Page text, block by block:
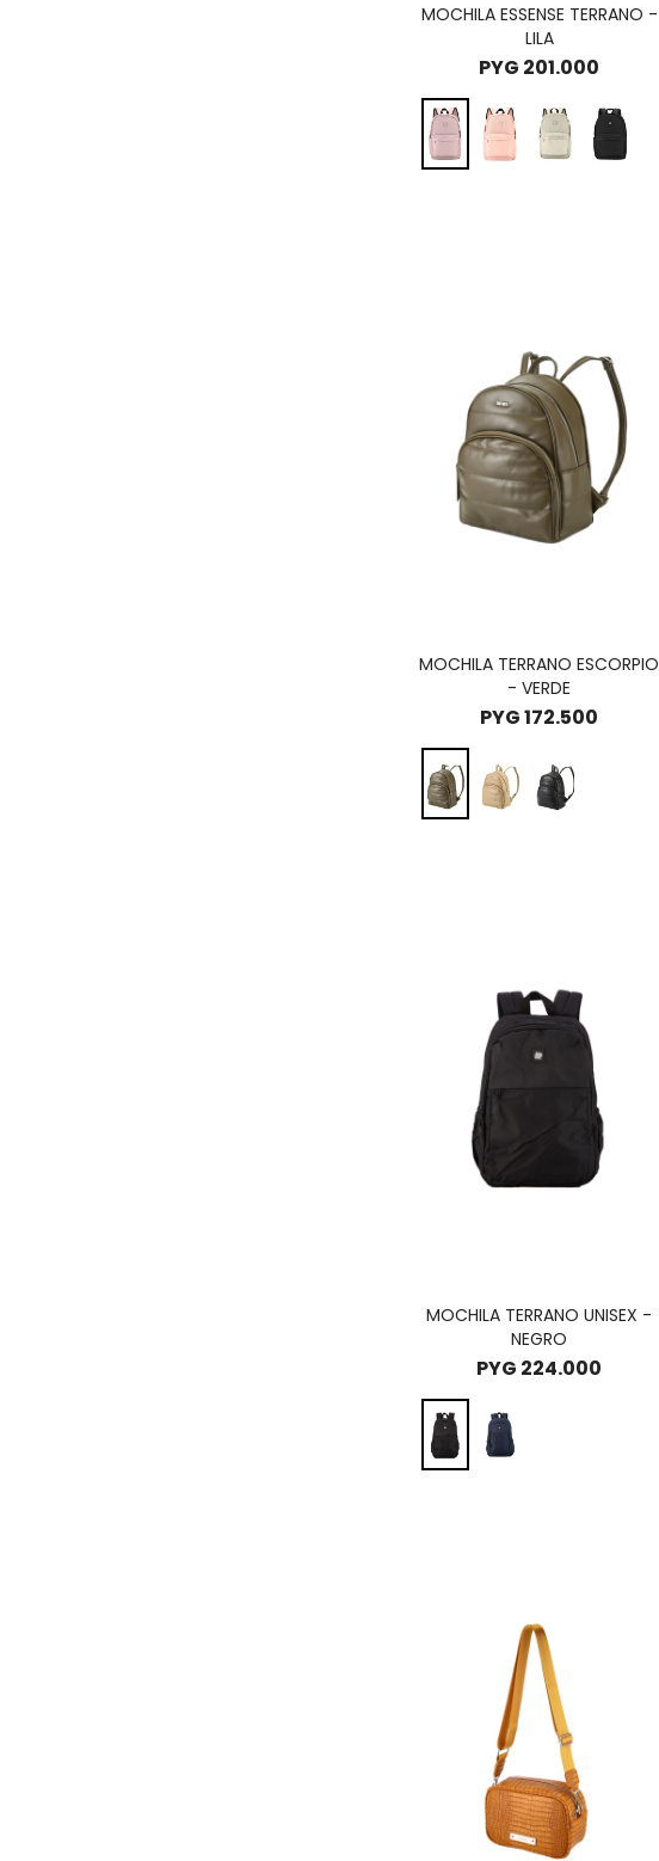
MOCHILA ESSENSE TERRANO -
LILA
PYG 201.000
MOCHILA TERRANO ESCORPIO
- VERDE
PYG172.500
MOCHILA TERRANO UNISEX -
NEGRO
PYG 224.000